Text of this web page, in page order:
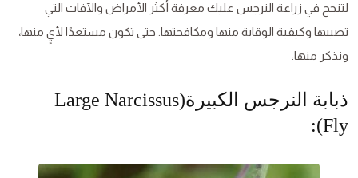
لتنجح في زراعة النرجس عليك معرفة أكثر الأمراض والآفات التي
تصيبها وكيفية الوقاية منها ومكافحتها. حتى تكون مستعدًا لأيٍ منها،
ونذكر منها:
ذبابة النرجس الكبيرة(Large Narcissus
Fly):